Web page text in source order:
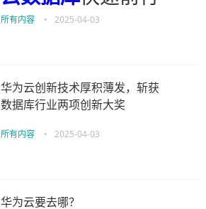
所有内容 • 2025-04-03
华为云创新技术厚积薄发，斩获
数据库行业两项创新大奖
所有内容 • 2025-04-03
华为云要去哪？